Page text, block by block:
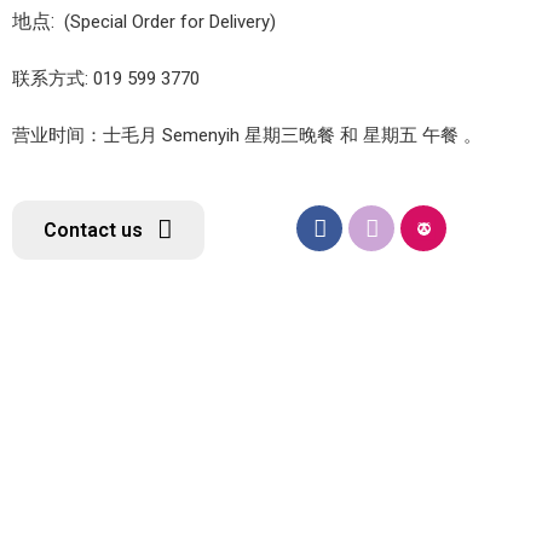
地点: (Special Order for Delivery)
联系方式: 019 599 3770
营业时间：士毛月 Semenyih 星期三晚餐 和 星期五 午餐 。
Contact us